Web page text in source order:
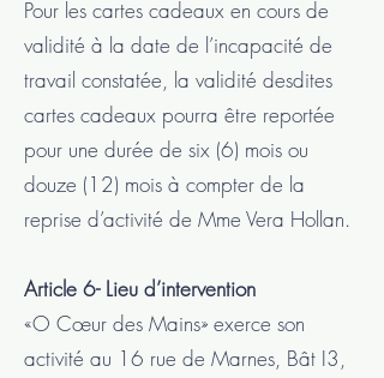
Pour les cartes cadeaux en cours de
validité à la date de l’incapacité de
travail constatée, la validité desdites
cartes cadeaux pourra être reportée
pour une durée de six (6) mois ou
douze (12) mois à compter de la
reprise d’activité de Mme Vera Hollan.
Article 6- Lieu d’intervention
«O Cœur des Mains» exerce son
activité au 16 rue de Marnes, Bât I3,